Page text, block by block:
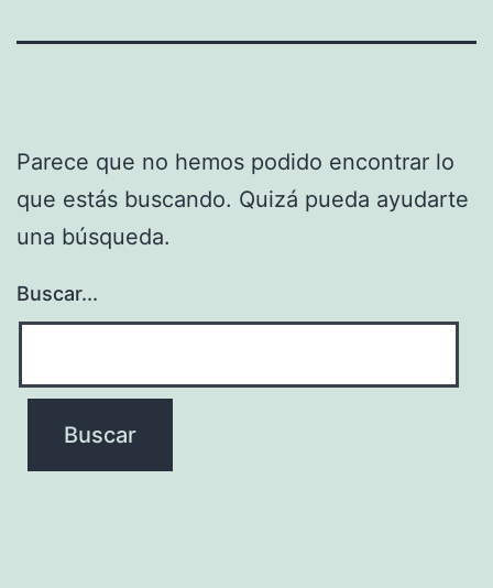
Parece que no hemos podido encontrar lo
que estás buscando. Quizá pueda ayudarte
una búsqueda.
Buscar...